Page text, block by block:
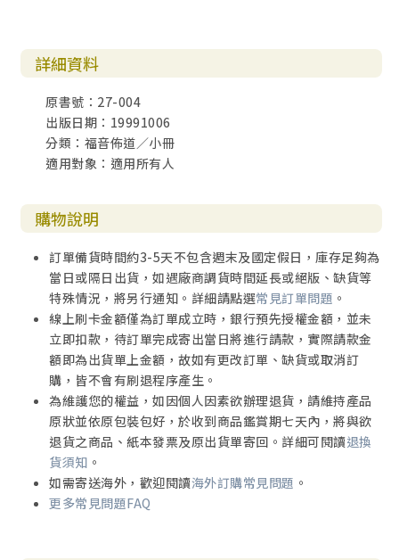
詳細資料
原書號：27-004
出版日期：19991006
分類：福音佈道／小冊
適用對象：適用所有人
購物說明
訂單備貨時間約3-5天不包含週末及國定假日，庫存足夠為
當日或隔日出貨，如遇廠商調貨時間延長或絕版、缺貨等
特殊情況，將另行通知。詳細請點選常見訂單問題 。
線上刷卡金額僅為訂單成立時，銀行預先授權金額，並未
立即扣款，待訂單完成寄出當日將進行請款，實際請款金
額即為出貨單上金額，故如有更改訂單、缺貨或取消訂
購，皆不會有刷退程序產生。
為維護您的權益，如因個人因素欲辦理退貨，請維持產品
原狀並依原包裝包好，於收到商品鑑賞期七天內，將與欲
退貨之商品、紙本發票及原出貨單寄回。詳細可閱讀退換
貨須知 。
如需寄送海外，歡迎閱讀海外訂購常見問題 。
更多常見問題FAQ